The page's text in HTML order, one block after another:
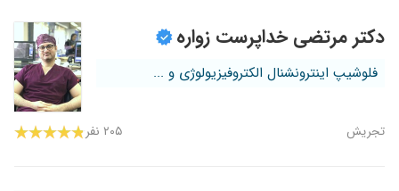
دکتر مرتضی خداپرست زواره
فلوشیپ اینترونشنال الکتروفیزیولوژی و ...
تجریش ۲۰۵ نفر